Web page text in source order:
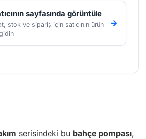
sayfasında görüntüle
stok ve sipariş için satıcının ürün
serisindeki bu bahçe pompası,